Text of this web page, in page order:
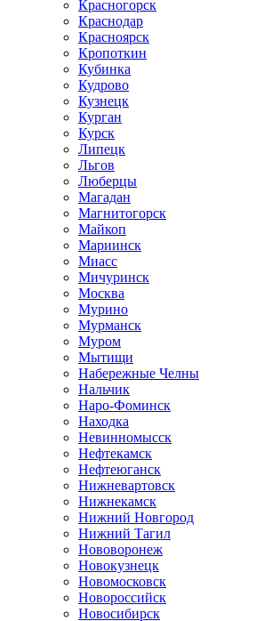
Красногорск
Краснодар
Красноярск
Кропоткин
Кубинка
Кудрово
Кузнецк
Курган
Курск
Липецк
Льгов
Люберцы
Магадан
Магнитогорск
Майкоп
Мариинск
Миасс
Мичуринск
Москва
Мурино
Мурманск
Муром
Мытищи
Набережные Челны
Нальчик
Наро-Фоминск
Находка
Невинномысск
Нефтекамск
Нефтеюганск
Нижневартовск
Нижнекамск
Нижний Новгород
Нижний Тагил
Нововоронеж
Новокузнецк
Новомосковск
Новороссийск
Новосибирск